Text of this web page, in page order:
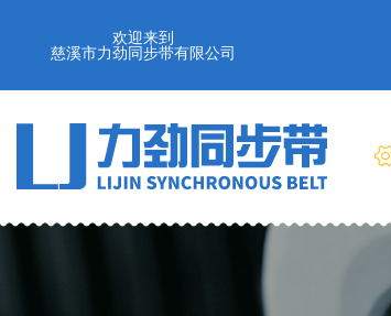
欢迎来到
慈溪市力劲同步带有限公司